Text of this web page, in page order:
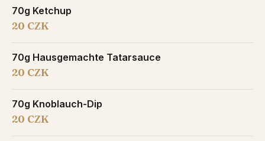
70g Ketchup
20 CZK
70g Hausgemachte Tatarsauce
20 CZK
70g Knoblauch-Dip
20 CZK